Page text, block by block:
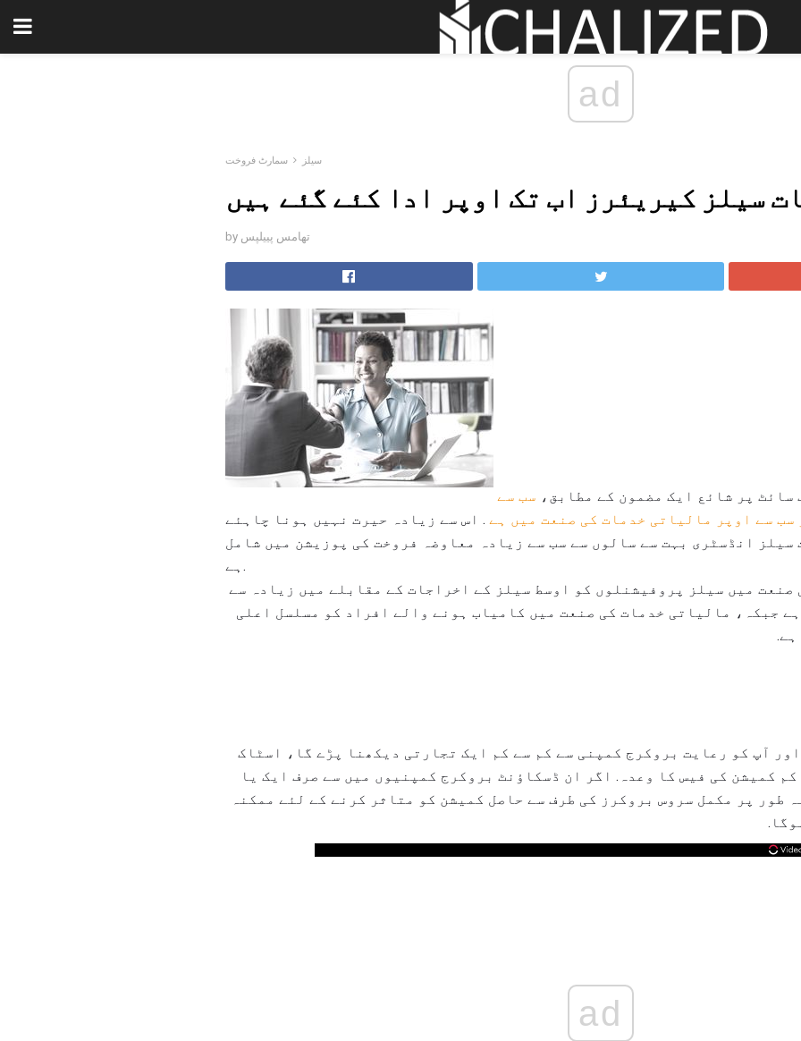
ad
سیلز سمارٹ فروخت
سیلز کیریئرز اب تک اوپر ادا کئے گئے ہیں
by تھامس پییلپس
سائٹ پر شائع ایک مضمون کے مطابق، سب سے
سب سے اوپر مالیاتی خدمات کی صنعت میں ہے . اس سے زیادہ حیرت نہیں ہونا چاہئے
سیلز انڈسٹری بہت سے سالوں سے سب سے زیادہ معاوضہ فروخت کی پوزیشن میں شامل
ہے.
صنعت میں سیلز پروفیشنلوں کو اوسط سیلز کے اخراجات کے مقابلے میں زیادہ سے
جبکہ، مالیاتی خدمات کی صنعت میں کامیاب ہونے والے افراد کو مسلسل اعلی
آپ کو رعایت بروکرج کمپنی سے کم سے کم ایک تجارتی دیکھنا پڑے گا، اسٹاک
کمیشن کی فیس کا وعدہ. اگر ان ڈسکاؤنٹ بروکرج کمپنیوں میں سے صرف ایک یا
طور پر مکمل سروس بروکرز کی طرف سے حاصل کمیشن کو متاثر کرنے کے لئے ممکنہ
ad